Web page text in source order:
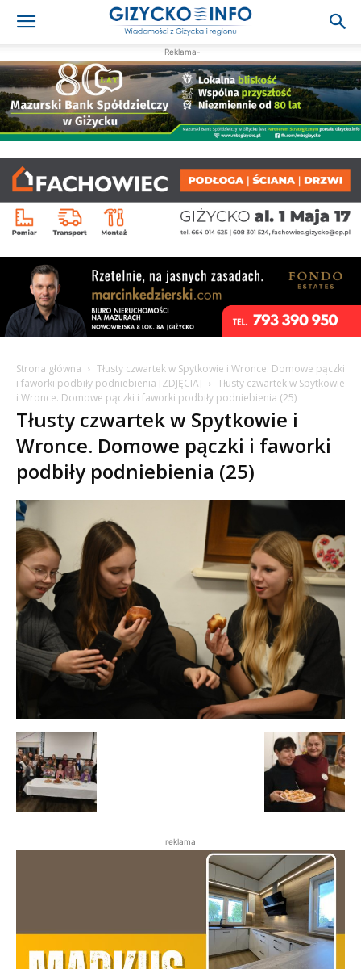
-Reklama-
Strona główna
Tłusty czwartek w Spytkowie i Wronce. Domowe pączki
i faworki podbiły podniebienia [ZDJĘCIA]
Tłusty czwartek w Spytkowie
i Wronce. Domowe pączki i faworki podbiły podniebienia (25)
Tłusty czwartek w Spytkowie i
Wronce. Domowe pączki i faworki
podbiły podniebienia (25)
reklama